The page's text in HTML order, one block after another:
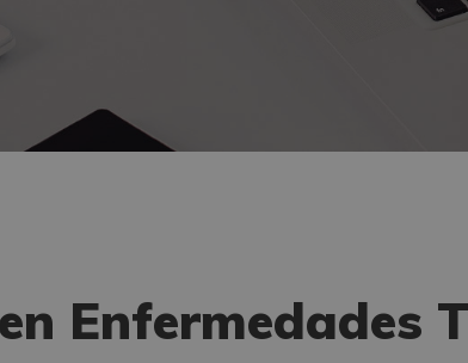
Enfermedades